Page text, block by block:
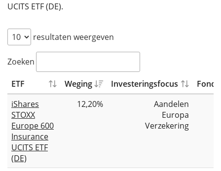
UCITS ETF (DE).
resultaten weergeven
Zoeken
ETF Weging Investeringsfocus
iShares
STOXX
Europe 600
Insurance
UCITS ETF
(DE)
12,20%
Aandelen
Europa
Verzekering